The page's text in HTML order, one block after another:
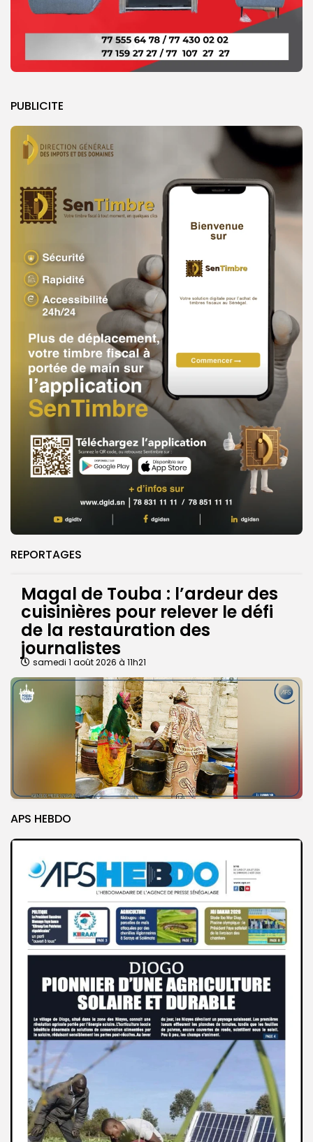
PUBLICITE
REPORTAGES
Magal de Touba : l’ardeur des
cuisinières pour relever le défi
de la restauration des
journalistes
samedi 1 août 2026 à 11h21
APS HEBDO